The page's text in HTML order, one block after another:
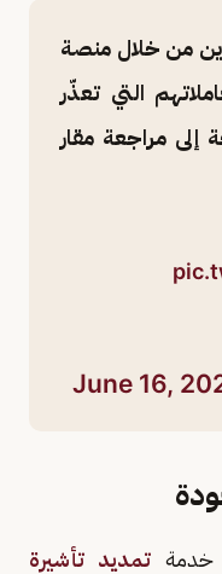
من خلال منصة
التي تعذّر
إلى مراجعة مقار
June 16,
خدمةتمديد تأشيرة